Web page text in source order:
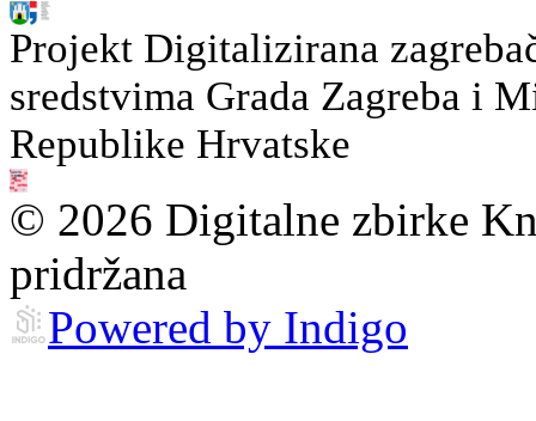
Projekt Digitalizirana
sredstvima Grada Zagreba i
Republike Hrvatske
© 2026 Digitalne zbirke
pridržana
Powered by Indigo